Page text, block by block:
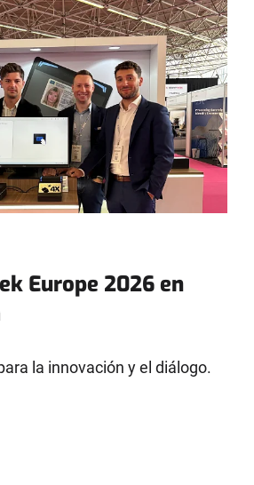
Europe 2026 en
la innovación y el diálogo.